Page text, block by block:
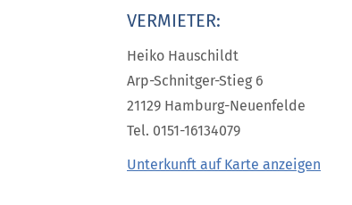
VERMIETER:
Heiko Hauschildt
Arp-Schnitger-Stieg 6
21129 Hamburg-Neuenfelde
Tel. 0151-16134079
Unterkunft auf Karte anzeigen